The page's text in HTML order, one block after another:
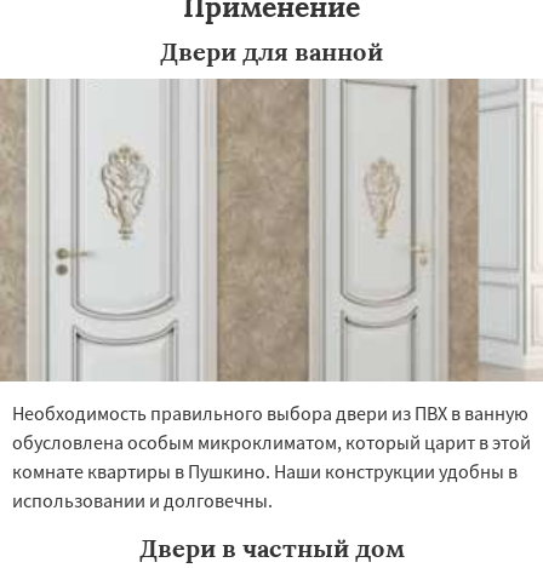
Двери для ванной
Необходимость правильного выбора двери из ПВХ в ванную
обусловлена особым микроклиматом, который царит в этой
комнате квартиры в Пушкино. Наши конструкции удобны в
использовании и долговечны.
Двери в частный дом